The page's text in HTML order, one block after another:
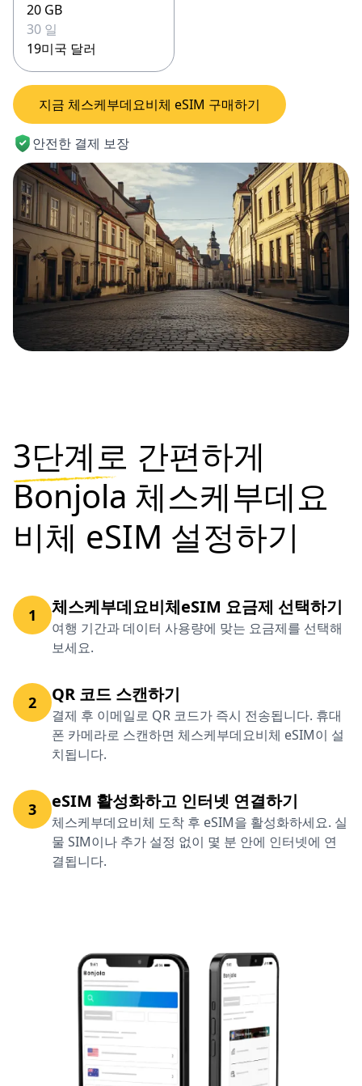
20 GB
30 일
19미국 달러
지금 체스케부데요비체 eSIM 구매하기
안전한 결제 보장
3단계로 간편하게
Bonjola 체스케부데요
비체 eSIM 설정하기
1 체스케부데요비체eSIM 요금제 선택하기
여행 기간과 데이터 사용량에 맞는 요금제를 선택해
보세요.
2 QR 코드 스캔하기
결제 후 이메일로 QR 코드가 즉시 전송됩니다. 휴대
폰 카메라로 스캔하면 체스케부데요비체 eSIM이 설
치됩니다.
3 eSIM 활성화하고 인터넷 연결하기
체스케부데요비체 도착 후 eSIM을 활성화하세요. 실
물 SIM이나 추가 설정 없이 몇 분 안에 인터넷에 연
결됩니다.